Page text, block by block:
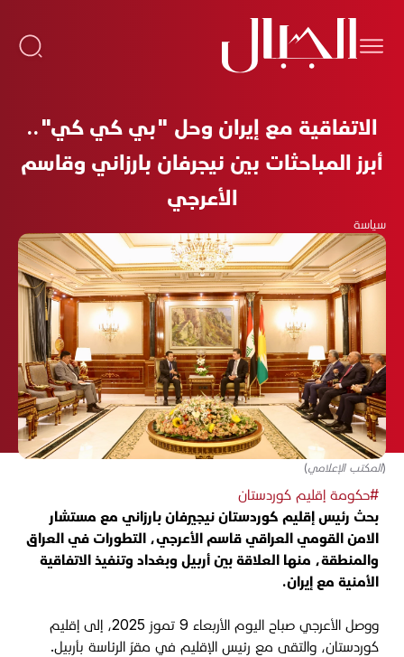
الاتفاقية مع إيران وحل "بي كي كي"..
أبرز المباحثات بين نيجرفان بارزاني وقاسم
الأعرجي
سياسة
(المكتب الإعلامي)
#حكومة إقليم كوردستان
بحث رئيس إقليم كوردستان نيجيرفان بارزاني مع مستشار
الامن القومي العراقي قاسم الأعرجي، التطورات في العراق
والمنطقة، منها العلاقة بين أربيل وبغداد وتنفيذ الاتفاقية
الأمنية مع إيران.
ووصل الأعرجي صباح اليوم الأربعاء 9 تموز 2025، إلى إقليم
كوردستان، والتقى مع رئيس الإقليم في مقرّ الرئاسة بأربيل.